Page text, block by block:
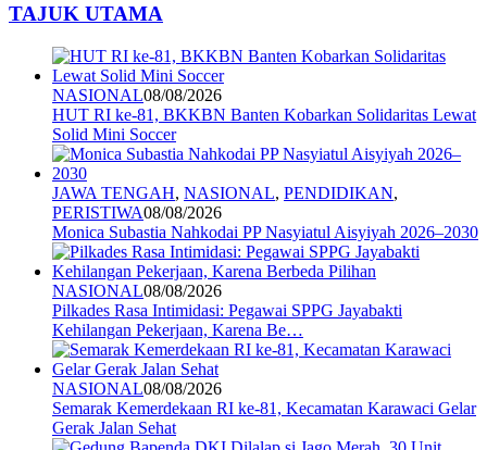
TAJUK UTAMA
NASIONAL08/08/2026
HUT RI ke-81, BKKBN Banten Kobarkan Solidaritas Lewat
Solid Mini Soccer
JAWA TENGAH, NASIONAL, PENDIDIKAN,
PERISTIWA08/08/2026
Monica Subastia Nahkodai PP Nasyiatul Aisyiyah 2026–2030
NASIONAL08/08/2026
Pilkades Rasa Intimidasi: Pegawai SPPG Jayabakti
Kehilangan Pekerjaan, Karena Be…
NASIONAL08/08/2026
Semarak Kemerdekaan RI ke-81, Kecamatan Karawaci Gelar
Gerak Jalan Sehat